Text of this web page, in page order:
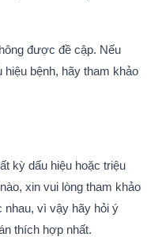
được đề cập. Nếu
bệnh, hãy tham khảo
kỳ dấu hiệu hoặc triệu
xin vui lòng tham khảo
vì vậy hãy hỏi ý
thích hợp nhất.